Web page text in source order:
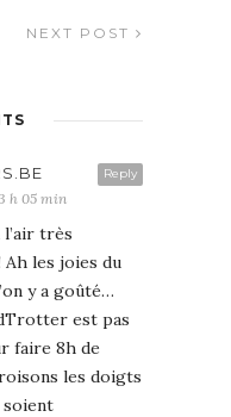
NEXT POST
Reply
h 05 min
très
les joies du
y a goûté…
est pas
faire 8h de
les doigts
soient